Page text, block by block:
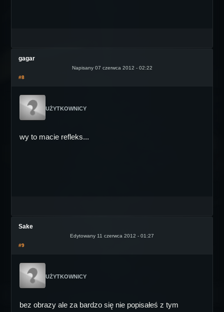
gagar
Napisany 07 czerwca 2012 - 02:22
#8
UŻYTKOWNICY
wy to macie refleks...
Sake
Edytowany 11 czerwca 2012 - 01:27
#9
UŻYTKOWNICY
bez obrazy ale za bardzo się nie popisałeś z tym